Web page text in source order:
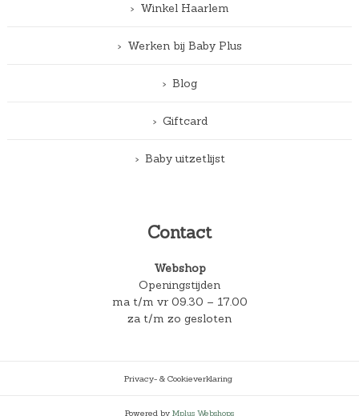
Winkel Haarlem
Werken bij Baby Plus
Blog
Giftcard
Baby uitzetlijst
Contact
Webshop
Openingstijden
ma t/m vr 09.30 – 17.00
za t/m zo gesloten
Privacy- & Cookieverklaring
Powered by Mplus Webshops